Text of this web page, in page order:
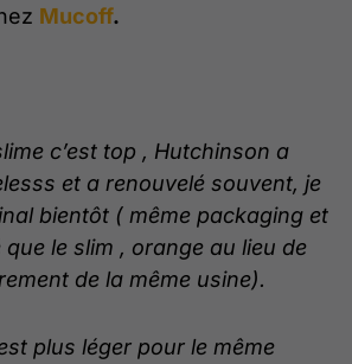
Mucoff.
c’est top , Hutchinson a
et a renouvelé souvent, je
bientôt ( même packaging et
le slim , orange au lieu de
de la même usine).
plus léger pour le même